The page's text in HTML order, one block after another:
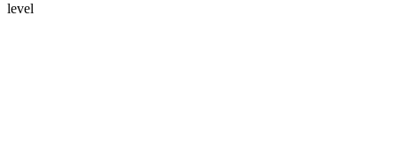
level